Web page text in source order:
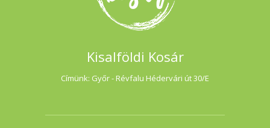
Kisalföldi Kosár
Címünk: Győr - Révfalu Hédervári út 30/E